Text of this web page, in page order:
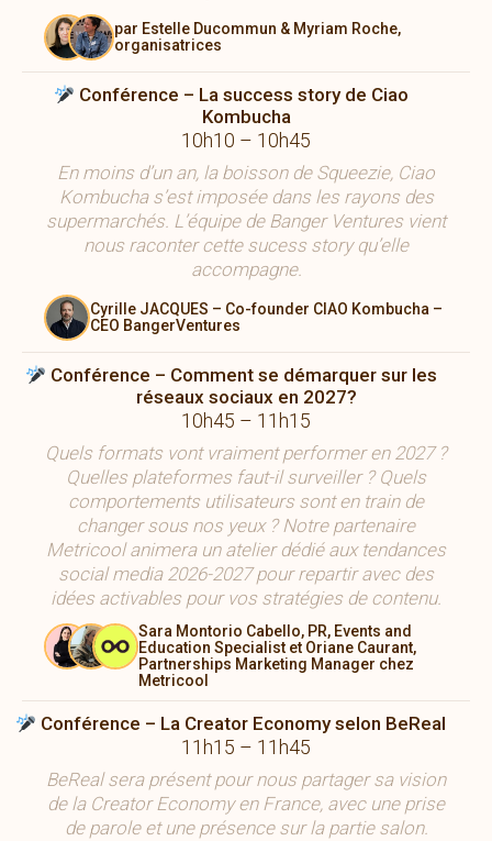
par Estelle Ducommun & Myriam Roche,
organisatrices
Conférence – La success story de Ciao
Kombucha
10h10 – 10h45
En moins d’un an, la boisson de Squeezie, Ciao
Kombucha s’est imposée dans les rayons des
supermarchés. L’équipe de Banger Ventures vient
nous raconter cette sucess story qu’elle
accompagne.
Cyrille JACQUES – Co-founder CIAO Kombucha –
CEO BangerVentures
Conférence – Comment se démarquer sur les
réseaux sociaux en 2027?
10h45 – 11h15
Quels formats vont vraiment performer en 2027 ?
Quelles plateformes faut-il surveiller ? Quels
comportements utilisateurs sont en train de
changer sous nos yeux ? Notre partenaire
Metricool animera un atelier dédié aux tendances
social media 2026-2027 pour repartir avec des
idées activables pour vos stratégies de contenu.
Sara Montorio Cabello, PR, Events and
Education Specialist et Oriane Caurant,
Partnerships Marketing Manager chez
Metricool
Conférence – La Creator Economy selon BeReal
11h15 – 11h45
BeReal sera présent pour nous partager sa vision
de la Creator Economy en France, avec une prise
de parole et une présence sur la partie salon.